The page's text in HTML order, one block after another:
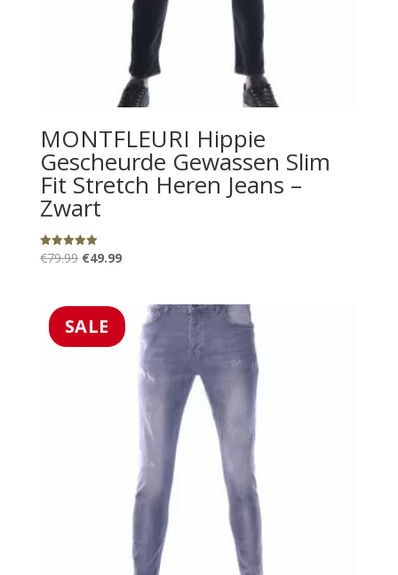
MONTFLEURI Hippie
Gescheurde Gewassen Slim
Fit Stretch Heren Jeans –
Zwart
Gewaardeerd
5.00
€79.99 Oorspronkelijke
€79.99.
€49.99Huidige
€49.99.
SALE